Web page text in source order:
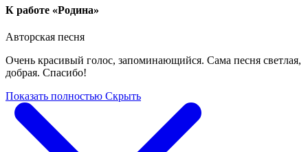
К работе «Родина»
Авторская песня
Очень красивый голос, запоминающийся. Сама песня светлая,
добрая. Спасибо!
Показать полностью Скрыть